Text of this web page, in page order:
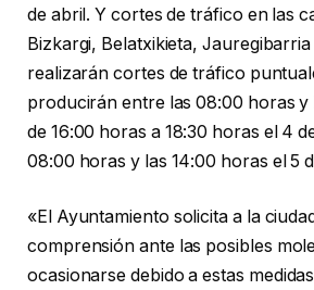
de abril. Y cortes de tráfico en las
Bizkargi, Belatxikieta,
realizarán cortes de tráfico
producirán entre las 08:00 horas y
de 16:00 horas a 18:30 horas el 4
08:00 horas y las 14:00 horas el 5
«El Ayuntamiento solicita a la
comprensión ante las posibles
ocasionarse debido a estas